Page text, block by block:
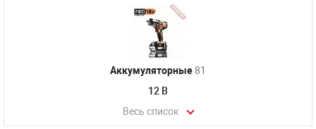
Аккумуляторные 81
12 В
Весь список